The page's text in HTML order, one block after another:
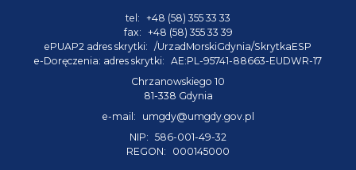
tel: +48 (58) 355 33 33
fax: +48 (58) 355 33 39
ePUAP2 adres skrytki: /UrzadMorskiGdynia/SkrytkaESP
e-Doręczenia: adres skrytki: AE:PL-95741-88663-EUDWR-17
Chrzanowskiego 10
81-338 Gdynia
e-mail:
umgdy@umgdy.gov.pl
NIP: 586-001-49-32
REGON:
000145000